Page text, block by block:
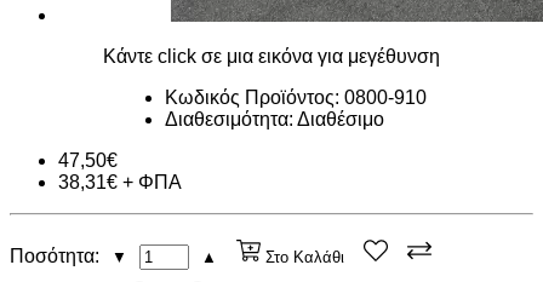
Κάντε click σε μια εικόνα για μεγέθυνση
Κωδικός Προϊόντος: 0800-910
Διαθεσιμότητα: Διαθέσιμο
47,50€
38,31€ + ΦΠΑ
Ποσότητα: ▼ ▲ Στο Καλάθι